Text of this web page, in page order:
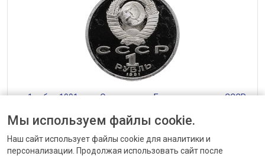
— 1 рубль 1991 года Олимпиада в Барселоне, копье СССР
от 1152 до 1440 ₽
Мы используем файлы cookie.
Наш сайт использует файлы cookie для аналитики и
персонализации. Продолжая использовать сайт после